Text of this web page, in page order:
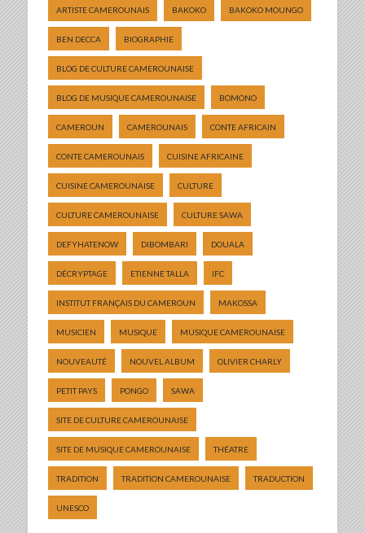
ARTISTE CAMEROUNAIS BAKOKO BAKOKO MOUNGO
BEN DECCA BIOGRAPHIE
BLOG DE CULTURE CAMEROUNAISE
BLOG DE MUSIQUE CAMEROUNAISE BOMONO
CAMEROUN CAMEROUNAIS CONTE AFRICAIN
CONTE CAMEROUNAIS CUISINE AFRICAINE
CUISINE CAMEROUNAISE CULTURE
CULTURE CAMEROUNAISE CULTURE SAWA
DEFYHATENOW DIBOMBARI DOUALA
DÉCRYPTAGE ETIENNE TALLA IFC
INSTITUT FRANÇAIS DU CAMEROUN MAKOSSA
MUSICIEN MUSIQUE MUSIQUE CAMEROUNAISE
NOUVEAUTÉ NOUVEL ALBUM OLIVIER CHARLY
PETIT PAYS PONGO SAWA
SITE DE CULTURE CAMEROUNAISE
SITE DE MUSIQUE CAMEROUNAISE THÉATRE
TRADITION TRADITION CAMEROUNAISE TRADUCTION
UNESCO